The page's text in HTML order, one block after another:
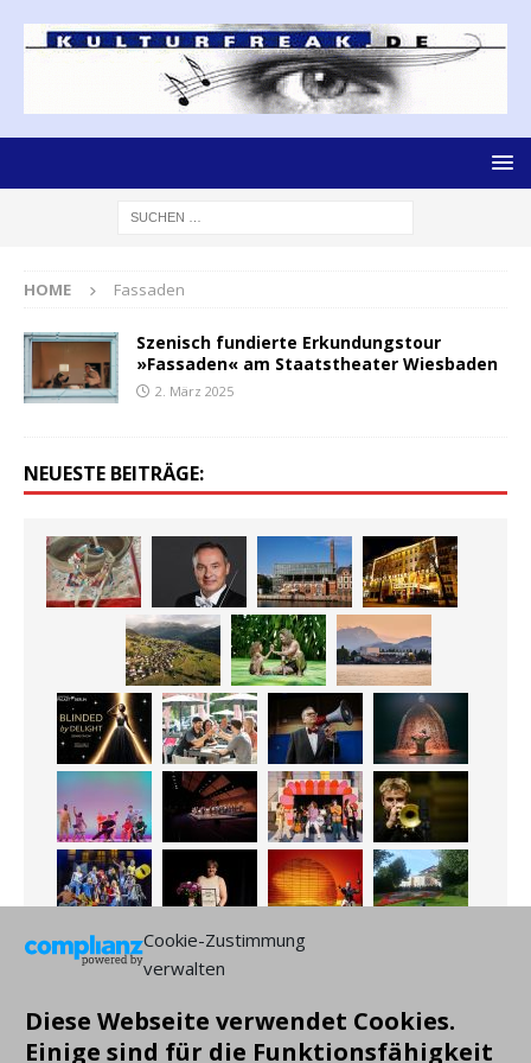
Cookie-Zustimmung
verwalten
Diese Webseite verwendet Cookies.
Einige sind für die Funktionsfähigkeit
HOME Fassaden
Szenisch fundierte Erkundungstour
»Fassaden« am Staatstheater Wiesbaden
2. März 2025
NEUESTE BEITRÄGE: